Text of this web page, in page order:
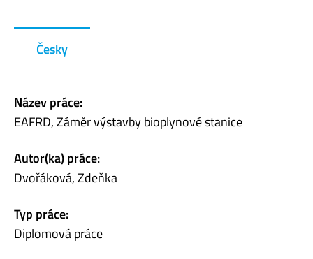
Česky
Název práce:
EAFRD, Záměr výstavby bioplynové stanice
Autor(ka) práce:
Dvořáková, Zdeňka
Typ práce:
Diplomová práce